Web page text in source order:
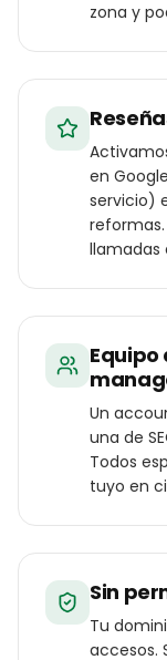
zona y
en
servicio)
llamadas
Un
una de
Todos
tuyo en
Sin
Tu
accesos.